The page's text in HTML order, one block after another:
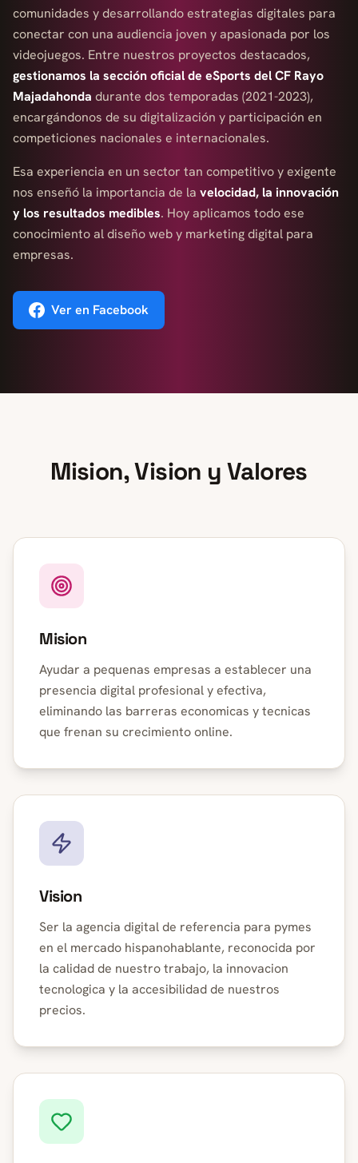
comunidades y desarrollando estrategias digitales para
conectar con una audiencia joven y apasionada por los
videojuegos. Entre nuestros proyectos destacados,
gestionamos la sección oficial de eSports del CF Rayo
Majadahonda durante dos temporadas (2021-2023),
encargándonos de su digitalización y participación en
competiciones nacionales e internacionales.
Esa experiencia en un sector tan competitivo y exigente
nos enseñó la importancia de la velocidad, la innovación
y los resultados medibles. Hoy aplicamos todo ese
conocimiento al diseño web y marketing digital para
empresas.
Ver en Facebook
Mision, Vision y Valores
Mision
Ayudar a pequenas empresas a establecer una
presencia digital profesional y efectiva,
eliminando las barreras economicas y tecnicas
que frenan su crecimiento online.
Vision
Ser la agencia digital de referencia para pymes
en el mercado hispanohablante, reconocida por
la calidad de nuestro trabajo, la innovacion
tecnologica y la accesibilidad de nuestros
precios.